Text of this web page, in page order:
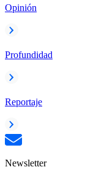
Opinión
Profundidad
Reportaje
Newsletter